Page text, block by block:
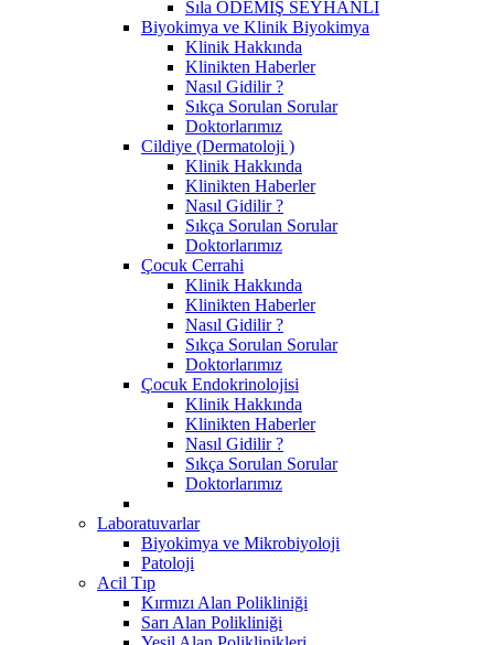
Sıla ÖDEMİŞ SEYHANLI
Biyokimya ve Klinik Biyokimya
Klinik Hakkında
Klinikten Haberler
Nasıl Gidilir ?
Sıkça Sorulan Sorular
Doktorlarımız
Cildiye (Dermatoloji )
Klinik Hakkında
Klinikten Haberler
Nasıl Gidilir ?
Sıkça Sorulan Sorular
Doktorlarımız
Çocuk Cerrahi
Klinik Hakkında
Klinikten Haberler
Nasıl Gidilir ?
Sıkça Sorulan Sorular
Doktorlarımız
Çocuk Endokrinolojisi
Klinik Hakkında
Klinikten Haberler
Nasıl Gidilir ?
Sıkça Sorulan Sorular
Doktorlarımız
Laboratuvarlar
Biyokimya ve Mikrobiyoloji
Patoloji
Acil Tıp
Kırmızı Alan Polikliniği
Sarı Alan Polikliniği